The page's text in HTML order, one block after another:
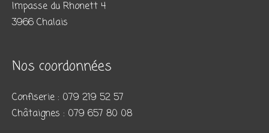
Impasse du Rhonett 4
3966 Chalais
Nos coordonnées
Confiserie : 079 219 52 57
Châtaignes : 079 657 80 08